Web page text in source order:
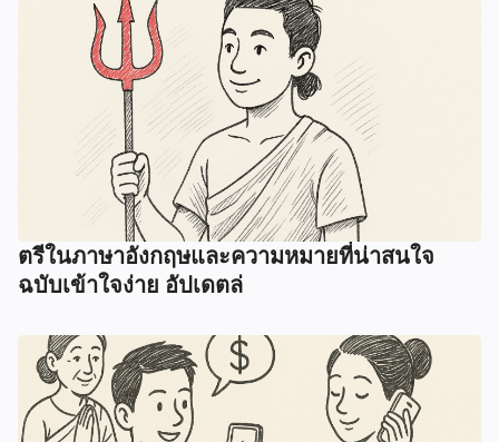
ตรีในภาษาอังกฤษและความหมายที่น่าสนใจ
ฉบับเข้าใจง่าย อัปเดตล่